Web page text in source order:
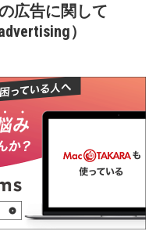
の広告に関して
）